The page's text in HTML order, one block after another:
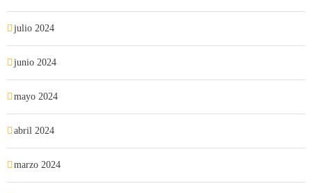
julio 2024
junio 2024
mayo 2024
abril 2024
marzo 2024